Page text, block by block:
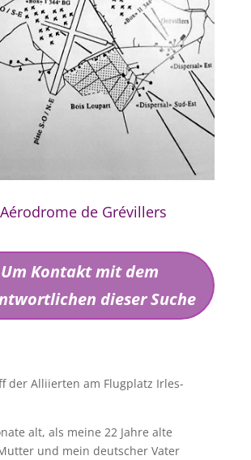
de Grévillers
Um Kontakt mit dem
dieser Suche
der Alliierten am Flugplatz Irles-
alt, als meine 22 Jahre alte
und mein deutscher Vater